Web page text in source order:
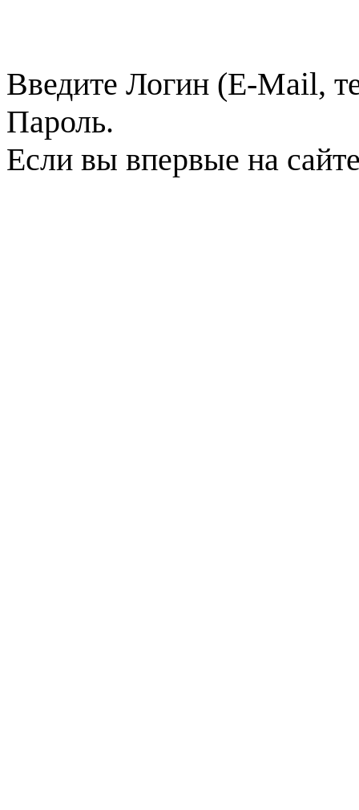
Введите Логин (E-Mail,
Пароль.
Если вы впервые на